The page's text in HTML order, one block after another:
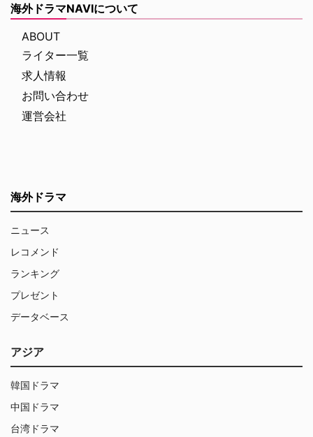
海外ドラマNAVIについて
ABOUT
ライター一覧
求人情報
お問い合わせ
運営会社
海外ドラマ
ニュース
レコメンド
ランキング
プレゼント
データベース
アジア
韓国ドラマ
中国ドラマ
台湾ドラマ